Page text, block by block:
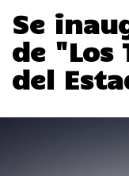
Se
de "Los
del